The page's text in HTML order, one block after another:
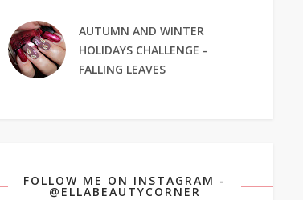
AUTUMN AND WINTER
HOLIDAYS CHALLENGE -
FALLING LEAVES
FOLLOW ME ON INSTAGRAM -
@ELLABEAUTYCORNER